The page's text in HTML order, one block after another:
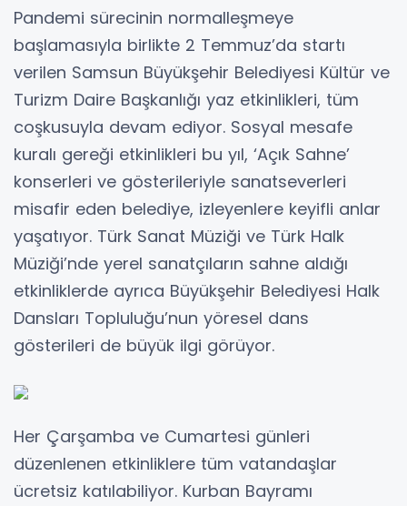
Pandemi sürecinin normalleşmeye
başlamasıyla birlikte 2 Temmuz’da startı
verilen Samsun Büyükşehir Belediyesi Kültür ve
Turizm Daire Başkanlığı yaz etkinlikleri, tüm
coşkusuyla devam ediyor. Sosyal mesafe
kuralı gereği etkinlikleri bu yıl, ‘Açık Sahne’
konserleri ve gösterileriyle sanatseverleri
misafir eden belediye, izleyenlere keyifli anlar
yaşatıyor. Türk Sanat Müziği ve Türk Halk
Müziği’nde yerel sanatçıların sahne aldığı
etkinliklerde ayrıca Büyükşehir Belediyesi Halk
Dansları Topluluğu’nun yöresel dans
gösterileri de büyük ilgi görüyor.
Her Çarşamba ve Cumartesi günleri
düzenlenen etkinliklere tüm vatandaşlar
ücretsiz katılabiliyor. Kurban Bayramı